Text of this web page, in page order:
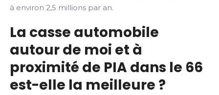
à environ 2,5 millions par an.
La casse automobile
autour de moi et à
proximité de PIA dans le 66
est-elle la meilleure ?